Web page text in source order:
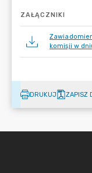
ZAŁĄCZNIKI
komisji w
DRUKUJ ZAPISZ